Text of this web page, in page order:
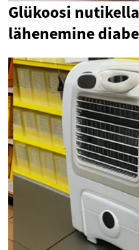
Glükoosi
lähenemine